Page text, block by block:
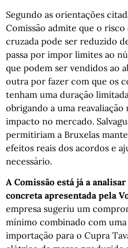
Segundo as orientações
Comissão admite que o risco
cruzada pode ser reduzido
passa por impor limites ao
que podem ser vendidos ao
outra por fazer com que os
tenham uma duração
obrigando a uma reavaliação
impacto no mercado.
permitiriam a Bruxelas
efeitos reais dos acordos e
necessário.
A Comissão está já a
concreta apresentada pela
empresa sugeriu um
mínimo combinado com
importação para o Cupra